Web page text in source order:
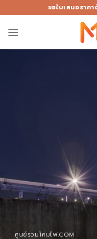
to
content
ขอใบเสนอราค